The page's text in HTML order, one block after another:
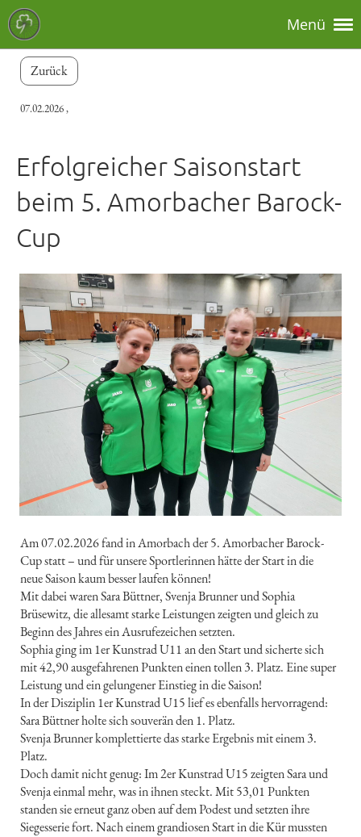
Menü
Zurück
07.02.2026,
Erfolgreicher Saisonstart
beim 5. Amorbacher Barock-
Cup
Am 07.02.2026 fand in Amorbach der 5. Amorbacher Barock-
Cup statt – und für unsere Sportlerinnen hätte der Start in die
neue Saison kaum besser laufen können!
Mit dabei waren Sara Büttner, Svenja Brunner und Sophia
Brüsewitz, die allesamt starke Leistungen zeigten und gleich zu
Beginn des Jahres ein Ausrufezeichen setzten.
Sophia ging im 1er Kunstrad U11 an den Start und sicherte sich
mit 42,90 ausgefahrenen Punkten einen tollen 3. Platz. Eine super
Leistung und ein gelungener Einstieg in die Saison!
In der Disziplin 1er Kunstrad U15 lief es ebenfalls hervorragend:
Sara Büttner holte sich souverän den 1. Platz.
Svenja Brunner komplettierte das starke Ergebnis mit einem 3.
Platz.
Doch damit nicht genug: Im 2er Kunstrad U15 zeigten Sara und
Svenja einmal mehr, was in ihnen steckt. Mit 53,01 Punkten
standen sie erneut ganz oben auf dem Podest und setzten ihre
Siegesserie fort. Nach einem grandiosen Start in die Kür mussten